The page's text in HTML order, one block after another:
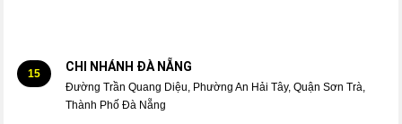
15 CHI NHÁNH ĐÀ NẴNG
Đường Trần Quang Diệu, Phường An Hải Tây, Quận Sơn Trà,
Thành Phố Đà Nẵng